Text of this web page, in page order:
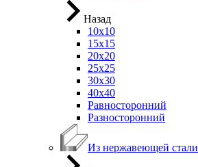
Назад
10х10
15х15
20х20
25х25
30х30
40х40
Равносторонний
Разносторонний
Из нержавеющей стали